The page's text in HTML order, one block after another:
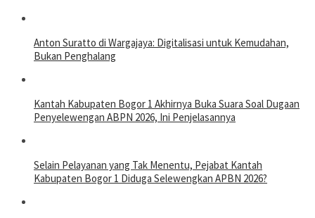
Anton Suratto di Wargajaya: Digitalisasi untuk Kemudahan,
Bukan Penghalang
Kantah Kabupaten Bogor 1 Akhirnya Buka Suara Soal Dugaan
Penyelewengan ABPN 2026, Ini Penjelasannya
Selain Pelayanan yang Tak Menentu, Pejabat Kantah
Kabupaten Bogor 1 Diduga Selewengkan APBN 2026?